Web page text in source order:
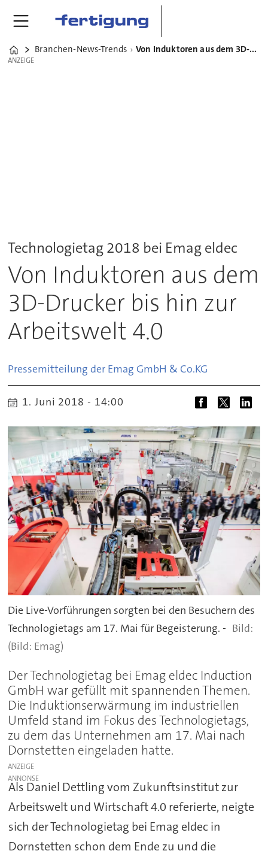
Home
Branchen-News-Trends Von Induktoren aus dem 3D-Drucker bis hin zur Arbeitswelt 4.0
ANZEIGE
ANZEIGE
Technologietag 2018 bei Emag eldec
Von Induktoren aus dem
3D-Drucker bis hin zur
Arbeitswelt 4.0
Pressemitteilung der Emag GmbH & Co.KG
1. Juni 2018 - 14:00
Die Live-Vorführungen sorgten bei den Besuchern des
Technologietags am 17. Mai für Begeisterung. -
(Bild: Emag)
Der Technologietag bei Emag eldec Induction
GmbH war gefüllt mit spannenden Themen.
Die Induktionserwärmung im industriellen
Umfeld stand im Fokus des Technologietags,
zu dem das Unternehmen am 17. Mai nach
Dornstetten eingeladen hatte.
ANZEIGE
Als Daniel Dettling vom Zukunftsinstitut zur
Arbeitswelt und Wirtschaft 4.0 referierte, neigte
sich der Technologietag bei Emag eldec in
Dornstetten schon dem Ende zu und die